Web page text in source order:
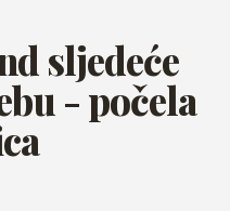
sljedeće
- počela